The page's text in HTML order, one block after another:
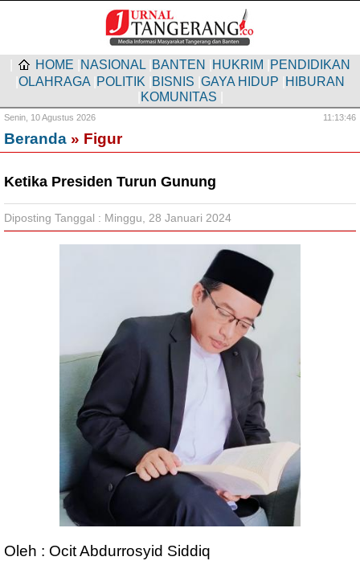
HOME NASIONAL BANTEN HUKRIM PENDIDIKAN
OLAHRAGA POLITIK BISNIS GAYA HIDUP HIBURAN
KOMUNITAS
Senin, 10 Agustus 2026 11:13:47
Beranda » Figur
Ketika Presiden Turun Gunung
Diposting Tanggal : Minggu, 28 Januari 2024
Oleh : Ocit Abdurrosyid Siddiq